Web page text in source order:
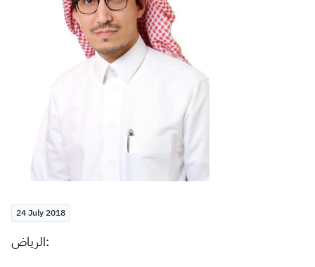
24 July 2018
الرياض: